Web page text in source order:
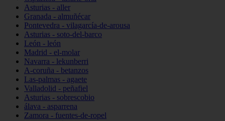
Asturias - aller
Granada - almuñécar
Pontevedra - vilagarcía-de-arousa
Asturias - soto-del-barco
León - león
Madrid - el-molar
Navarra - lekunberri
A-coruña - betanzos
Las-palmas - agaete
Valladolid - peñafiel
Asturias - sobrescobio
álava - asparrena
Zamora - fuentes-de-ropel